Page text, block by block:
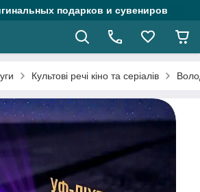
подарков и сувениров
Культові речі кіно та серіалів